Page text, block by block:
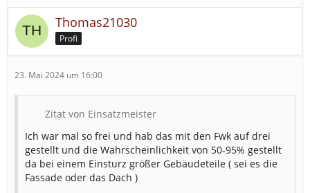
Thomas21030
Profi
23. Mai 2024 um 16:00
Zitat von Einsatzmeister
Ich war mal so frei und hab das mit den Fwk auf drei
gestellt und die Wahrscheinlichkeit von 50-95% gestellt
da bei einem Einsturz größer Gebäudeteile ( sei es die
Fassade oder das Dach )